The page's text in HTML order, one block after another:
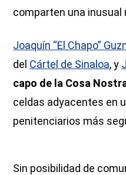
comparten una inusual
Joaquín “El Chapo”
del Cártel de Sinaloa, y
capo de la Cosa
celdas adyacentes en
penitenciarios más
Sin posibilidad de